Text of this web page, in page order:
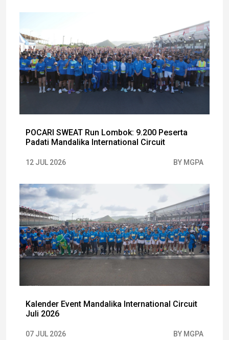
POCARI SWEAT Run Lombok: 9.200 Peserta
Padati Mandalika International Circuit
12 JUL 2026 BY MGPA
Kalender Event Mandalika International Circuit
Juli 2026
07 JUL 2026 BY MGPA